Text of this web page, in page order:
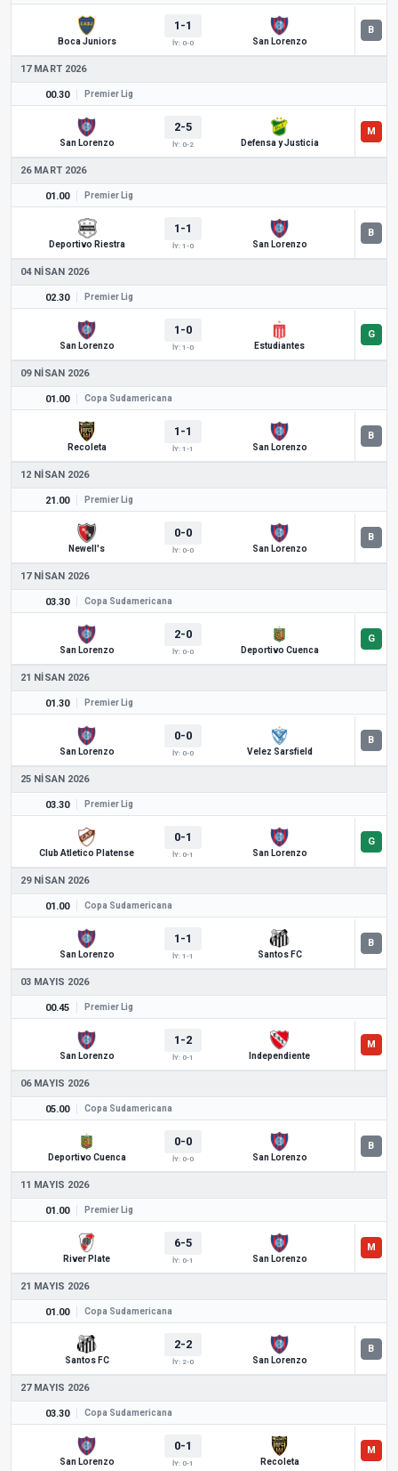
Boca Juniors
1-1
İY: 0-0 San Lorenzo
17 MART 2026
00.30 Premier Lig
San Lorenzo
2-5
İY: 0-2 Defensa y Justicia
26 MART 2026
01.00 Premier Lig
Deportivo Riestra
1-1
İY: 1-0 San Lorenzo
04 NISAN 2026
02.30 Premier Lig
San Lorenzo
1-0
İY: 1-0 Estudiantes
09 NISAN 2026
01.00 Copa Sudamericana
Recoleta
1-1
İY: 1-1 San Lorenzo
12 NISAN 2026
21.00 Premier Lig
Newell's
0-0
İY: 0-0 San Lorenzo
17 NISAN 2026
03.30 Copa Sudamericana
San Lorenzo
2-0
İY: 0-0 Deportivo Cuenca
21 NISAN 2026
01.30 Premier Lig
San Lorenzo
0-0
İY: 0-0 Velez Sarsfield
25 NISAN 2026
03.30 Premier Lig
Club Atletico Platense
0-1
İY: 0-1 San Lorenzo
29 NISAN 2026
01.00 Copa Sudamericana
San Lorenzo
1-1
İY: 1-1 Santos FC
03 MAYIS 2026
00.45 Premier Lig
San Lorenzo
1-2
İY: 0-1 Independiente
06 MAYIS 2026
05.00 Copa Sudamericana
Deportivo Cuenca
0-0
İY: 0-0 San Lorenzo
11 MAYIS 2026
01.00 Premier Lig
River Plate
6-5
İY: 0-1 San Lorenzo
21 MAYIS 2026
01.00 Copa Sudamericana
Santos FC
2-2
İY: 2-0 San Lorenzo
27 MAYIS 2026
03.30 Copa Sudamericana
San Lorenzo
0-1
İY: 0-1 Recoleta